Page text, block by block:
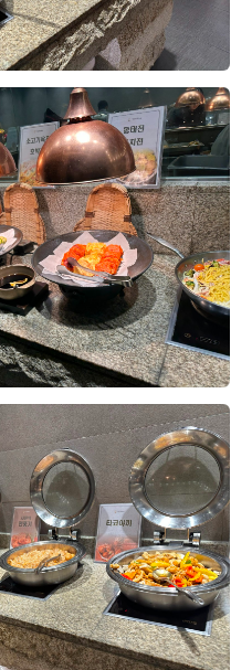
분인데, 영등포 위더스 뷔페는
족스러웠던 곳이라 안심하고
같습니다. 개인적으로는 해
족스러웠고, 전체적으로 재방문
시식이었습니다.
딩홀을 알아보면서 가장 중요
위기와 신부대기실, 실제 예
니다.
고 화사한 분위기라 처음 들어
니다. 어두운 홀보다는 자연스
원했는데, 아모르홀이 제가
습니다. 홀 내부도 깔끔하게
나 영상으로 보았을 때도 신랑
같았습니다.
고 깔끔했으며, 신부대기실에
선도 복잡하지 않아 좋았습니
신부의 동선이 비교적 편리하
약을 결정하는 데 도움이 됐
부분을 하나씩 설명해 주셨고,
기 쉽게 안내받았습니다. 상담
고, 저희가 생각했던 조건과 견
약하게 되었습니다. 실제 예
행해서 밝고 화사한 아모르홀
올리고 싶습니다.
+8
0
03 7명 읽음
앞으로 다가와서 웨딩홀 시
장 궁금했던 부분 중 하나가
을 해보니 왜 하객분들이 식
알겠더라고요.
고, 직원분들께서 친절하게